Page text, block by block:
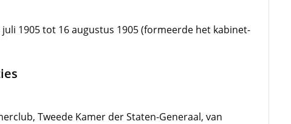
1905 tot 16 augustus 1905 (formeerde het kabinet-
Tweede Kamer der Staten-Generaal, van